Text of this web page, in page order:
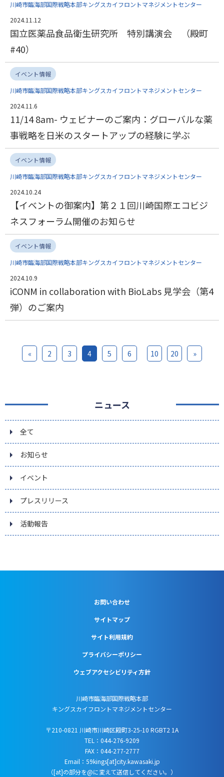
川崎市臨海部国際戦略本部キングスカイフロントマネジメントセンター
2024.11.12
国立医薬品食品衛生研究所 特別講演会 （殿町
#40）
イベント情報
川崎市臨海部国際戦略本部キングスカイフロントマネジメントセンター
2024.11.6
11/14 8am- ウェビナーのご案内：グローバルな薬
事戦略を日米のスタートアップの経験に学ぶ
イベント情報
川崎市臨海部国際戦略本部キングスカイフロントマネジメントセンター
2024.10.24
【イベントの御案内】第２１回川崎国際エコビジ
ネスフォーラム開催のお知らせ
イベント情報
川崎市臨海部国際戦略本部キングスカイフロントマネジメントセンター
2024.10.9
iCONM in collaboration with BioLabs 見学会（第4
弾）のご案内
« 2 3 4 5 6 10 20 »
ニュース
全て
お知らせ
イベント
プレスリリース
活動報告
お問い合わせ
サイトマップ
サイト利用規約
プライバシーポリシー
ウェブアクセシビリティ方針
川崎市臨海部国際戦略本部
キングスカイフロントマネジメントセンター
〒210-0821 川崎市川崎区殿町3-25-10 RGBT2 1A
TEL：044-276-9209
FAX：044-277-2777
Email：59kings[at]city.kawasaki.jp
（[at]の部分を@に変えて送信してください。）